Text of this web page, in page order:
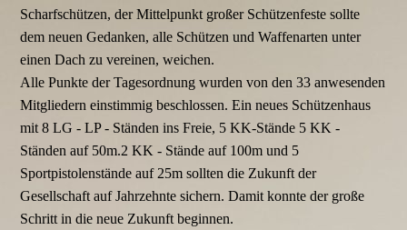
Scharfschützen, der Mittelpunkt großer Schützenfeste sollte
dem neuen Gedanken, alle Schützen und Waffenarten unter
einen Dach zu vereinen, weichen.
Alle Punkte der Tagesordnung wurden von den 33 anwesenden
Mitgliedern einstimmig beschlossen. Ein neues Schützenhaus
mit 8 LG - LP - Ständen ins Freie, 5 KK-Stände 5 KK -
Ständen auf 50m.2 KK - Stände auf 100m und 5
Sportpistolenstände auf 25m sollten die Zukunft der
Gesellschaft auf Jahrzehnte sichern. Damit konnte der große
Schritt in die neue Zukunft beginnen.